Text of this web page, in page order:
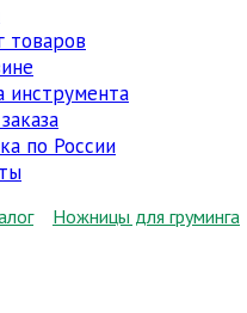
товаров
инструмента
по России
Ножницы для груминга